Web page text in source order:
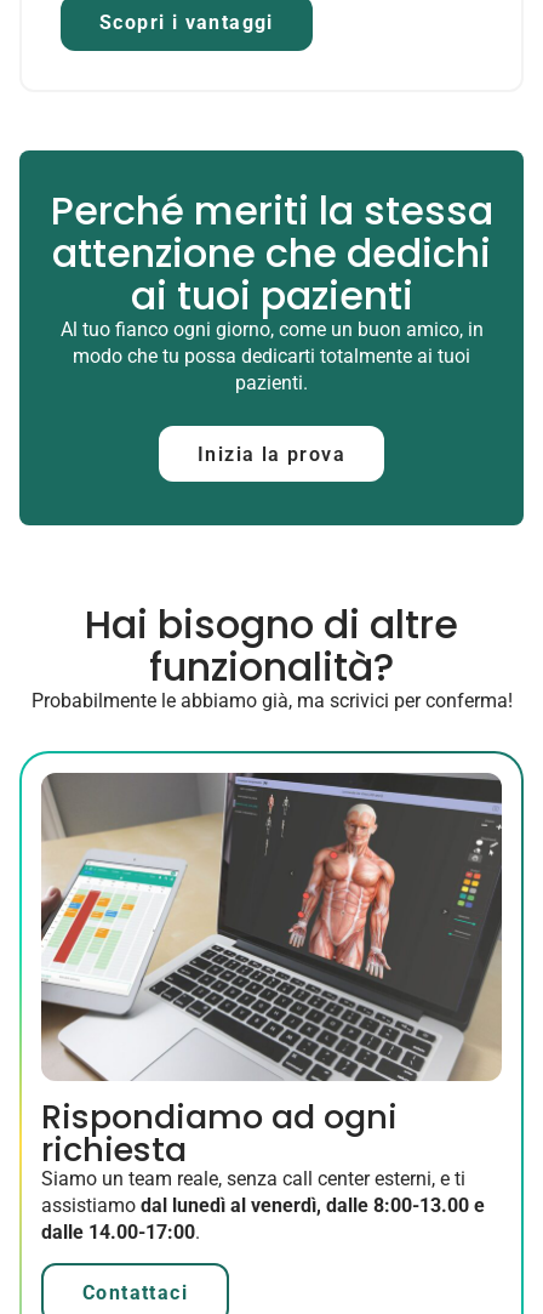
Scopri i vantaggi
Perché meriti la stessa
attenzione che dedichi
ai tuoi pazienti
Al tuo fianco ogni giorno, come un buon amico, in
modo che tu possa dedicarti totalmente ai tuoi
pazienti.
Inizia la prova
Hai bisogno di altre
funzionalità?
Probabilmente le abbiamo già, ma scrivici per conferma!
Rispondiamo ad ogni
richiesta
Siamo un team reale, senza call center esterni, e ti
assistiamo dal lunedì al venerdì, dalle 8:00-13.00 e
dalle 14.00-17:00.
Contattaci